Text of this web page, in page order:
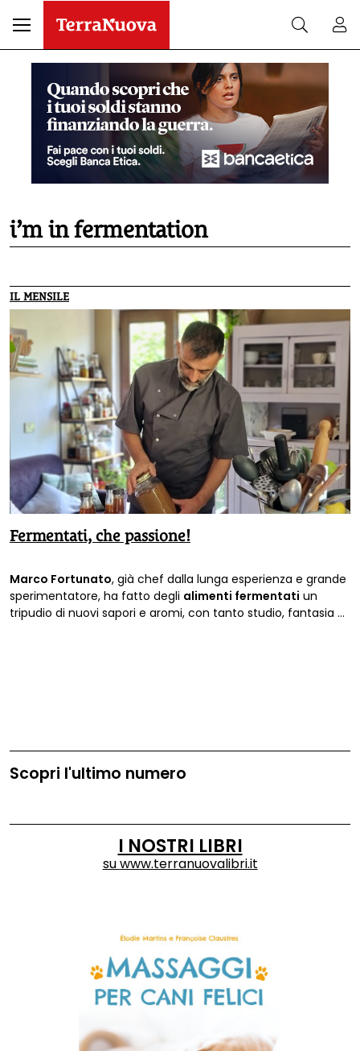
i’m in fermentation
IL MENSILE
Fermentati, che passione!
Marco Fortunato, già chef dalla lunga esperienza e grande
sperimentatore, ha fatto degli alimenti fermentati un
tripudio di nuovi sapori e aromi, con tanto studio, fantasia e
Scopri l'ultimo numero
I NOSTRI LIBRI
suwww.terranuovalibri.it